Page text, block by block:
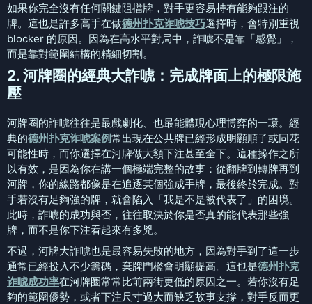
如果你完全沒有任何關鍵阻擋牌，對手更容易持有能夠跟注的
牌。這也是許多高手在做德州扑克诈唬技巧選擇時，會特別重視
blocker 的原因。因為在高水平對局中，詐唬不是靠「感覺」，
而是靠對範圍結構的精細切割。
2. 河牌圈的經典大詐唬：完成牌面上的極限施
壓
河牌圈的詐唬往往是最戲劇化、也最能體現心理博弈的一環。經
典的德州扑克诈唬案例常出現在公共牌已經形成明顯順子或同花
可能性時，而你選擇在河牌做大額下注甚至全下。這種操作之所
以有效，是因為你在講一個極端完整的故事：從翻牌到轉牌再到
河牌，你的線路都像是在追逐某個強成手牌，最後終於完成。對
手若沒有足夠強的牌，就會陷入「我是不是被代表了」的困境。
此時，詐唬的成功與否，往往取決於你是否真的能代表那些強
牌，而不是你下注看起來有多兇。
不過，河牌大詐唬也是最容易失敗的地方，因為對手到了這一步
通常已經投入不少籌碼，棄牌門檻會明顯提高。這也是德州扑克
诈唬成功率在河牌圈常常比前兩街更低的原因之一。若你沒有足
夠的範圍優勢，或者下注尺寸過大而缺乏故事支撐，對手反而更